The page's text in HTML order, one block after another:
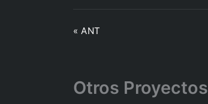
« ANT
Otros Proyectos